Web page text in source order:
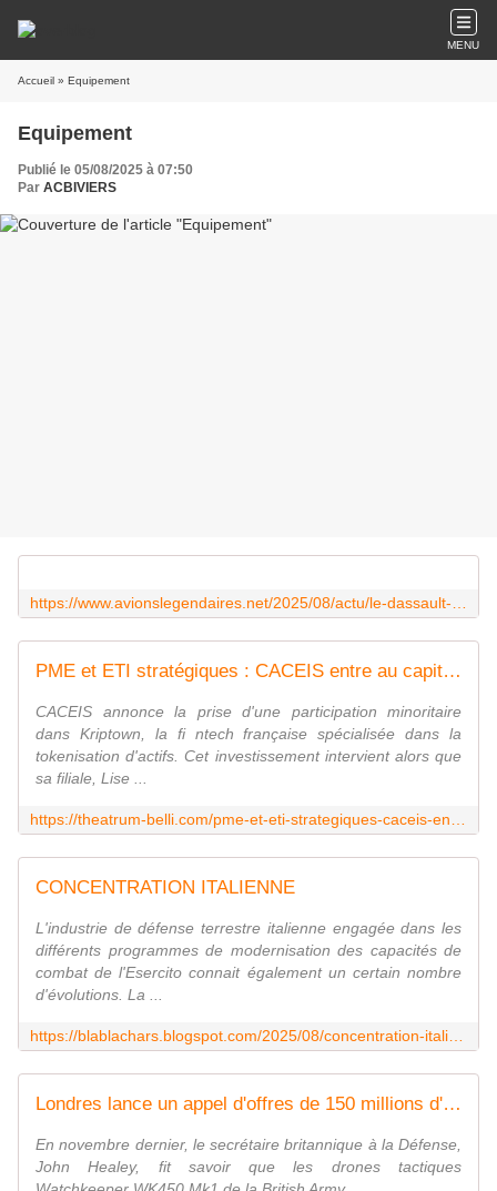
MENU
Accueil » Equipement
Equipement
Publié le 05/08/2025 à 07:50
Par ACBIVIERS
PME et ETI stratégiques : CACEIS entre au capital de Kriptown pour soutenir le lancement de Lise, première bourse dédiée aux PME et ETI en Europe reposant sur la tokenisation d'actifs
CACEIS annonce la prise d'une participation minoritaire
dans Kriptown, la fi ntech française spécialisée dans la
tokenisation d'actifs. Cet investissement intervient alors que
sa filiale, Lise ...
CONCENTRATION ITALIENNE
L'industrie de défense terrestre italienne engagée dans les
différents programmes de modernisation des capacités de
combat de l'Esercito connait également un certain nombre
d'évolutions. La ...
Londres lance un appel d'offres de 150 millions d'euros pour doter la British Army de nouveaux drones tactiques - Zone Militaire
En novembre dernier, le secrétaire britannique à la Défense,
John Healey, fit savoir que les drones tactiques